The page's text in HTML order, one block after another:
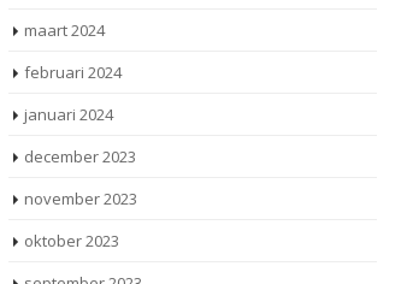
maart 2024
februari 2024
januari 2024
december 2023
november 2023
oktober 2023